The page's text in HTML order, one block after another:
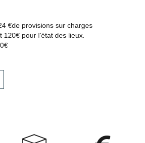
€de provisions sur charges
120€ pour l'état des lieux.